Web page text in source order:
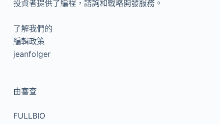
投資者提供了編程，諮詢和戰略開發服務。
了解我們的
編輯政策
jeanfolger
由審查
FULLBIO